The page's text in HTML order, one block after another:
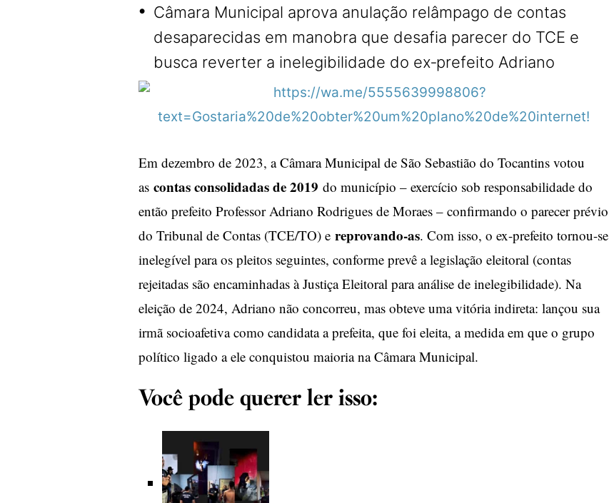
• Câmara Municipal aprova anulação relâmpago de contas
desaparecidas em manobra que desafia parecer do TCE e
busca reverter a inelegibilidade do ex‑prefeito Adriano
Em dezembro de 2023, a Câmara Municipal de São Sebastião do Tocantins votou
as contas consolidadas de 2019 do município – exercício sob responsabilidade do
então prefeito Professor Adriano Rodrigues de Moraes – confirmando o parecer prévio
do Tribunal de Contas (TCE/TO) e reprovando-as. Com isso, o ex-prefeito tornou-se
inelegível para os pleitos seguintes, conforme prevê a legislação eleitoral (contas
rejeitadas são encaminhadas à Justiça Eleitoral para análise de inelegibilidade). Na
eleição de 2024, Adriano não concorreu, mas obteve uma vitória indireta: lançou sua
irmã socioafetiva como candidata a prefeita, que foi eleita, a medida em que o grupo
político ligado a ele conquistou maioria na Câmara Municipal.
Você pode querer ler isso: